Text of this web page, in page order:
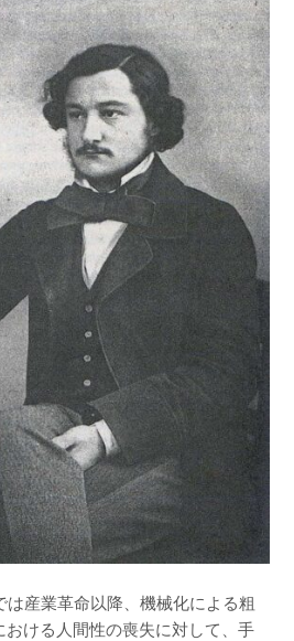
は産業革命以降、機械化による粗
おける人間性の喪失に対して、手